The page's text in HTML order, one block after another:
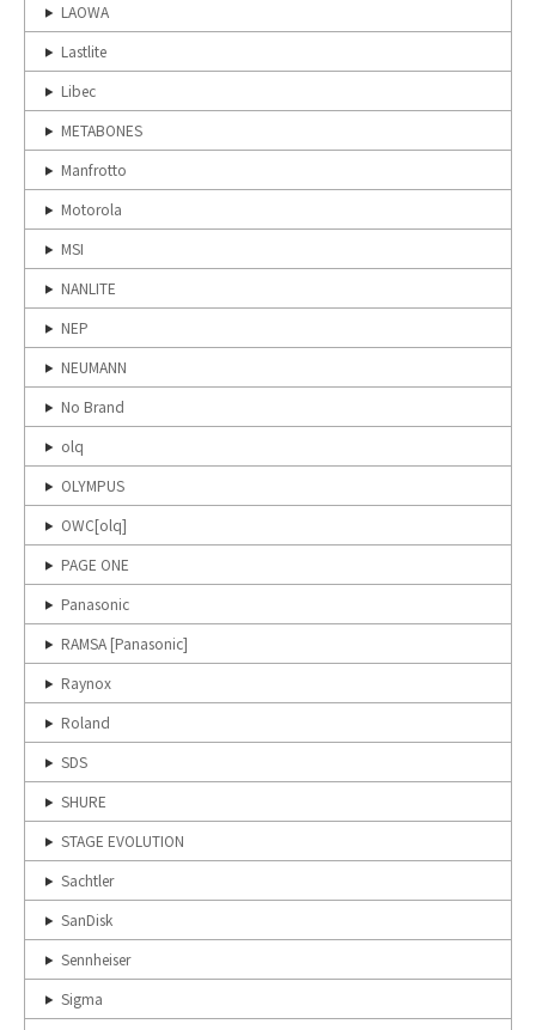
LAOWA
Lastlite
Libec
METABONES
Manfrotto
Motorola
MSI
NANLITE
NEP
NEUMANN
No Brand
olq
OLYMPUS
OWC[olq]
PAGE ONE
Panasonic
RAMSA [Panasonic]
Raynox
Roland
SDS
SHURE
STAGE EVOLUTION
Sachtler
SanDisk
Sennheiser
Sigma